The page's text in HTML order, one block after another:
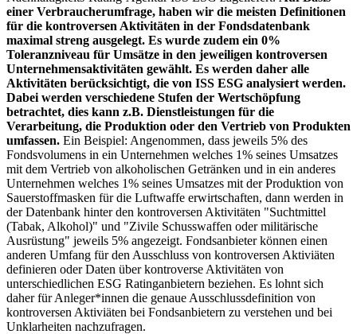
einer Verbraucherumfrage, haben wir die meisten Definitionen
für die kontroversen Aktivitäten in der Fondsdatenbank
maximal streng ausgelegt. Es wurde zudem ein 0%
Toleranzniveau für Umsätze in den jeweiligen kontroversen
Unternehmensaktivitäten gewählt. Es werden daher alle
Aktivitäten berücksichtigt, die von ISS ESG analysiert werden.
Dabei werden verschiedene Stufen der Wertschöpfung
betrachtet, dies kann z.B. Dienstleistungen für die
Verarbeitung, die Produktion oder den Vertrieb von Produkten
umfassen. Ein Beispiel: Angenommen, dass jeweils 5% des
Fondsvolumens in ein Unternehmen welches 1% seines Umsatzes
mit dem Vertrieb von alkoholischen Getränken und in ein anderes
Unternehmen welches 1% seines Umsatzes mit der Produktion von
Sauerstoffmasken für die Luftwaffe erwirtschaften, dann werden in
der Datenbank hinter den kontroversen Aktivitäten "Suchtmittel
(Tabak, Alkohol)" und "Zivile Schusswaffen oder militärische
Ausrüstung" jeweils 5% angezeigt. Fondsanbieter können einen
anderen Umfang für den Ausschluss von kontroversen Aktiviäten
definieren oder Daten über kontroverse Aktivitäten von
unterschiedlichen ESG Ratinganbietern beziehen. Es lohnt sich
daher für Anleger*innen die genaue Ausschlussdefinition von
kontroversen Aktiviäten bei Fondsanbietern zu verstehen und bei
Unklarheiten nachzufragen.